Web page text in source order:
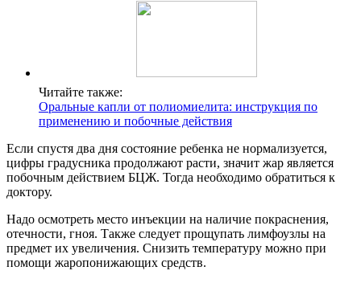
Читайте также:
Оральные капли от полиомиелита: инструкция по
применению и побочные действия
Если спустя два дня состояние ребенка не нормализуется,
цифры градусника продолжают расти, значит жар является
побочным действием БЦЖ. Тогда необходимо обратиться к
доктору.
Надо осмотреть место инъекции на наличие покраснения,
отечности, гноя. Также следует прощупать лимфоузлы на
предмет их увеличения. Снизить температуру можно при
помощи жаропонижающих средств.